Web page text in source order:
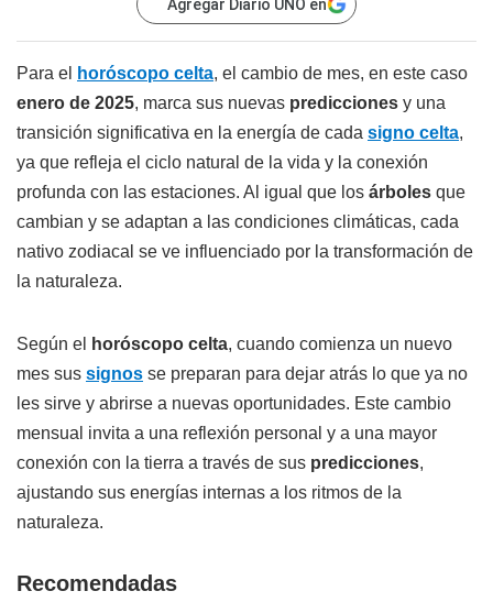
Agregar Diario UNO en
Para el horóscopo celta, el cambio de mes, en este caso
enero de 2025, marca sus nuevas predicciones y una
transición significativa en la energía de cada signo celta,
ya que refleja el ciclo natural de la vida y la conexión
profunda con las estaciones. Al igual que los árboles que
cambian y se adaptan a las condiciones climáticas, cada
nativo zodiacal se ve influenciado por la transformación de
la naturaleza.
Según el horóscopo celta, cuando comienza un nuevo
mes sus signos se preparan para dejar atrás lo que ya no
les sirve y abrirse a nuevas oportunidades. Este cambio
mensual invita a una reflexión personal y a una mayor
conexión con la tierra a través de sus predicciones,
ajustando sus energías internas a los ritmos de la
naturaleza.
Recomendadas